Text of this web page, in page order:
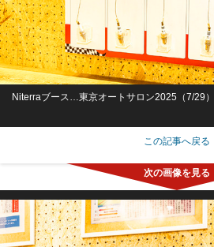
Niterraブース…東京オートサロン2025（7/29）
この記事へ戻る